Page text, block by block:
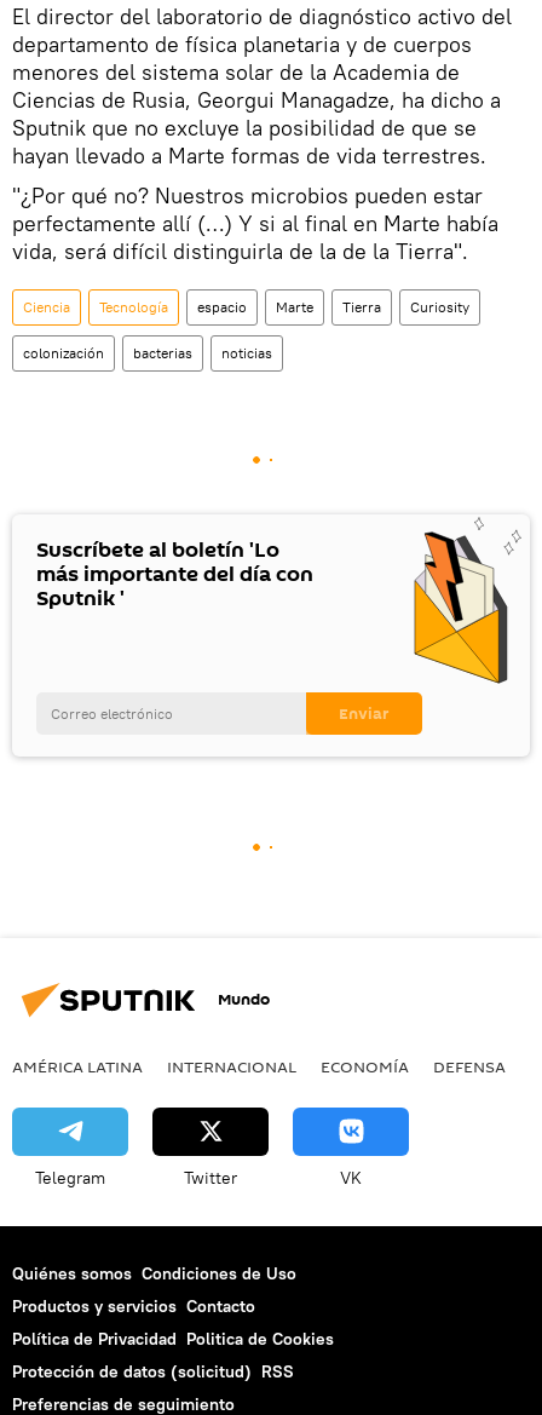
El director del laboratorio de diagnóstico activo del
departamento de física planetaria y de cuerpos
menores del sistema solar de la Academia de
Ciencias de Rusia, Georgui Managadze, ha dicho a
Sputnik que no excluye la posibilidad de que se
hayan llevado a Marte formas de vida terrestres.
"¿Por qué no? Nuestros microbios pueden estar
perfectamente allí (…) Y si al final en Marte había
vida, será difícil distinguirla de la de la Tierra".
Ciencia Tecnología espacio Marte Tierra Curiosity
colonización bacterias noticias
Suscríbete al boletín 'Lo
más importante del día con
Sputnik '
Mundo
AMÉRICA LATINA INTERNACIONAL ECONOMÍA DEFENSA
Telegram Twitter VK
Quiénes somos Condiciones de Uso
Productos y servicios Contacto
Política de Privacidad Politica de Cookies
Protección de datos (solicitud) RSS
Preferencias de seguimiento